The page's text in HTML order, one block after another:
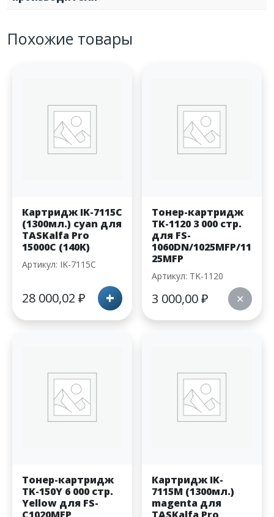
Похожие товары
Картридж IK-7115C
(1300мл.) cyan для
TASKalfa Pro
15000C (140K)
Артикул: IK-7115C
28 000,02 ₽ +
Тонер-картридж
TK-1120 3 000 стр.
для FS-
1060DN/1025MFP/11
25MFP
Артикул: TK-1120
3 000,00₽ ✕
Тонер-картридж
TK-150Y 6 000 стр.
Yellow для FS-
Картридж IK-
7115M (1300мл.)
magenta для